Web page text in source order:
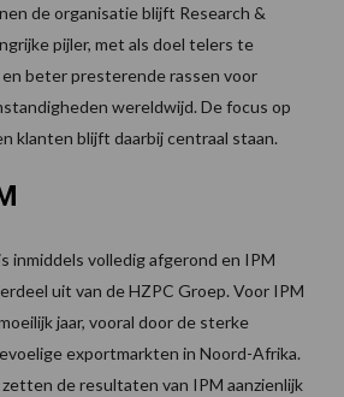
de organisatie blijft Research &
pijler, met als doel telers te
beter presterende rassen voor
wereldwijd. De focus op
klanten blijft daarbij centraal staan.
inmiddels volledig afgerond en IPM
uit van de HZPC Groep. Voor IPM
jaar, vooral door de sterke
exportmarkten in Noord-Afrika.
de resultaten van IPM aanzienlijk